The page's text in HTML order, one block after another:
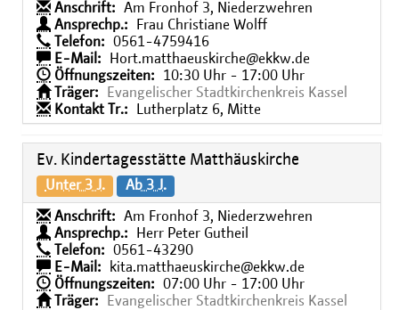
Anschrift:
Am Fronhof 3, Niederzwehren
Ansprechp.:
Frau Christiane Wolff
Telefon:
0561-4759416
E-Mail:
Hort.matthaeuskirche@ekkw.de
Öffnungszeiten:
10:30 Uhr - 17:00 Uhr
Träger:
Evangelischer Stadtkirchenkreis Kassel
Kontakt Tr.:
Lutherplatz 6, Mitte
Ev. Kindertagesstätte Matthäuskirche
Unter 3 J. Ab 3 J.
Anschrift:
Am Fronhof 3, Niederzwehren
Ansprechp.:
Herr Peter Gutheil
Telefon:
0561-43290
E-Mail:
kita.matthaeuskirche@ekkw.de
Öffnungszeiten:
07:00 Uhr - 17:00 Uhr
Träger:
Evangelischer Stadtkirchenkreis Kassel